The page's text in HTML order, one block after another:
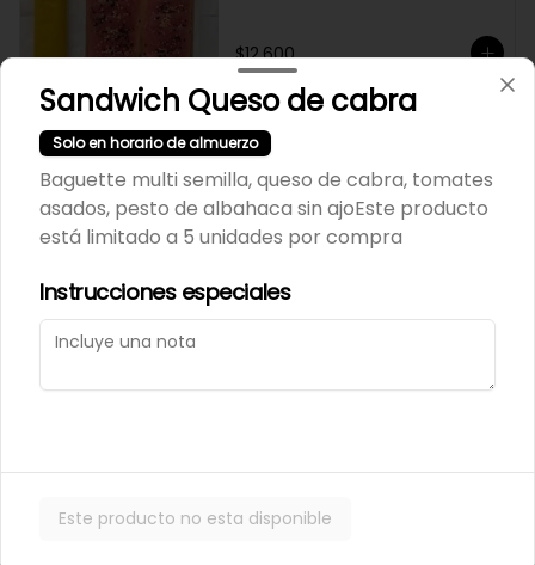
$12.600
Lecheria los maitenes
manjar 500 gr
Sandwich Queso de cabra
Solo en horario de almuerzo
Baguette multi semilla, queso de cabra, tomates
asados, pesto de albahaca sin ajoEste producto
está limitado a 5 unidades por compra
Instrucciones especiales
Este producto no esta disponible